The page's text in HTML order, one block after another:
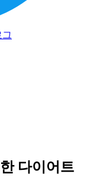
그
다이어트